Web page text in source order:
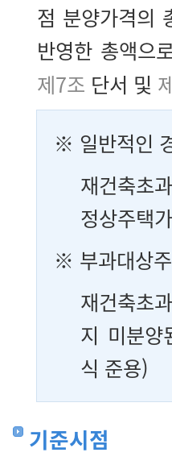
점 분양가격의
반영한 총액으
제7조 단서 및
※ 일반적인
재건축초
정상주택
※ 부과대상
재건축초
지 미분양
식 준용)
기준시점